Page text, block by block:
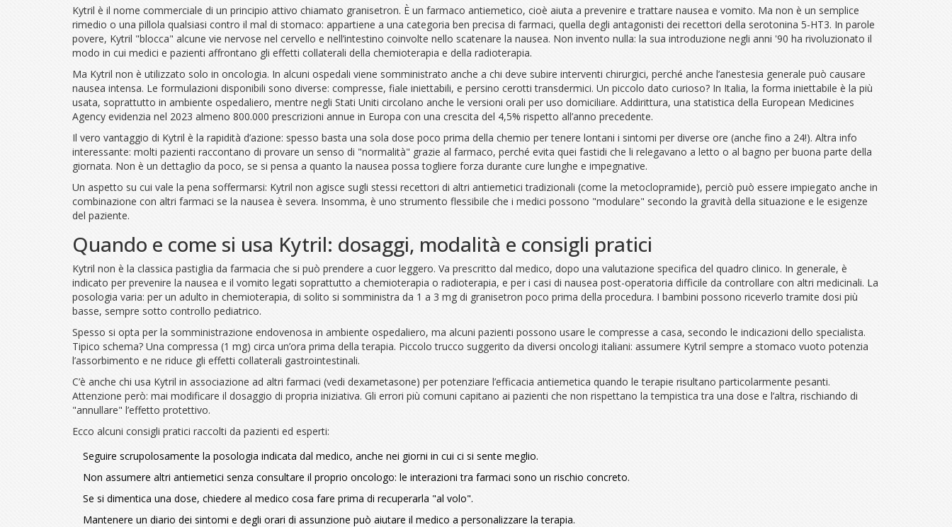
Kytril è il nome commerciale di un principio attivo chiamato granisetron. È un farmaco antiemetico, cioè aiuta a prevenire e trattare nausea e vomito. Ma non è un semplice
rimedio o una pillola qualsiasi contro il mal di stomaco: appartiene a una categoria ben precisa di farmaci, quella degli antagonisti dei recettori della serotonina 5-HT3. In parole
povere, Kytril "blocca" alcune vie nervose nel cervello e nell’intestino coinvolte nello scatenare la nausea. Non invento nulla: la sua introduzione negli anni '90 ha rivoluzionato il
modo in cui medici e pazienti affrontano gli effetti collaterali della chemioterapia e della radioterapia.
Ma Kytril non è utilizzato solo in oncologia. In alcuni ospedali viene somministrato anche a chi deve subire interventi chirurgici, perché anche l’anestesia generale può causare
nausea intensa. Le formulazioni disponibili sono diverse: compresse, fiale iniettabili, e persino cerotti transdermici. Un piccolo dato curioso? In Italia, la forma iniettabile è la più
usata, soprattutto in ambiente ospedaliero, mentre negli Stati Uniti circolano anche le versioni orali per uso domiciliare. Addirittura, una statistica della European Medicines
Agency evidenzia nel 2023 almeno 800.000 prescrizioni annue in Europa con una crescita del 4,5% rispetto all’anno precedente.
Il vero vantaggio di Kytril è la rapidità d’azione: spesso basta una sola dose poco prima della chemio per tenere lontani i sintomi per diverse ore (anche fino a 24!). Altra info
interessante: molti pazienti raccontano di provare un senso di "normalità" grazie al farmaco, perché evita quei fastidi che li relegavano a letto o al bagno per buona parte della
giornata. Non è un dettaglio da poco, se si pensa a quanto la nausea possa togliere forza durante cure lunghe e impegnative.
Un aspetto su cui vale la pena soffermarsi: Kytril non agisce sugli stessi recettori di altri antiemetici tradizionali (come la metoclopramide), perciò può essere impiegato anche in
combinazione con altri farmaci se la nausea è severa. Insomma, è uno strumento flessibile che i medici possono "modulare" secondo la gravità della situazione e le esigenze
del paziente.
Quando e come si usa Kytril: dosaggi, modalità e consigli pratici
Kytril non è la classica pastiglia da farmacia che si può prendere a cuor leggero. Va prescritto dal medico, dopo una valutazione specifica del quadro clinico. In generale, è
indicato per prevenire la nausea e il vomito legati soprattutto a chemioterapia o radioterapia, e per i casi di nausea post-operatoria difficile da controllare con altri medicinali. La
posologia varia: per un adulto in chemioterapia, di solito si somministra da 1 a 3 mg di granisetron poco prima della procedura. I bambini possono riceverlo tramite dosi più
basse, sempre sotto controllo pediatrico.
Spesso si opta per la somministrazione endovenosa in ambiente ospedaliero, ma alcuni pazienti possono usare le compresse a casa, secondo le indicazioni dello specialista.
Tipico schema? Una compressa (1 mg) circa un’ora prima della terapia. Piccolo trucco suggerito da diversi oncologi italiani: assumere Kytril sempre a stomaco vuoto potenzia
l’assorbimento e ne riduce gli effetti collaterali gastrointestinali.
C’è anche chi usa Kytril in associazione ad altri farmaci (vedi dexametasone) per potenziare l’efficacia antiemetica quando le terapie risultano particolarmente pesanti.
Attenzione però: mai modificare il dosaggio di propria iniziativa. Gli errori più comuni capitano ai pazienti che non rispettano la tempistica tra una dose e l’altra, rischiando di
"annullare" l’effetto protettivo.
Ecco alcuni consigli pratici raccolti da pazienti ed esperti:
Seguire scrupolosamente la posologia indicata dal medico, anche nei giorni in cui ci si sente meglio.
Non assumere altri antiemetici senza consultare il proprio oncologo: le interazioni tra farmaci sono un rischio concreto.
Se si dimentica una dose, chiedere al medico cosa fare prima di recuperarla "al volo".
Mantenere un diario dei sintomi e degli orari di assunzione può aiutare il medico a personalizzare la terapia.